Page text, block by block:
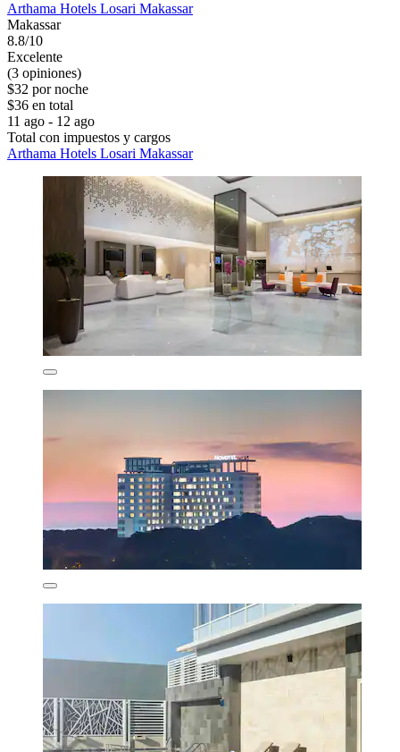
Arthama Hotels Losari Makassar
Makassar
8.8/10
Excelente
(3 opiniones)
$32 por noche
$36 en total
11 ago - 12 ago
Total con impuestos y cargos
Arthama Hotels Losari Makassar